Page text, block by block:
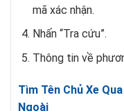
mã xác nhận.
Nhấn “Tra cứu”.
Thông tin về
Tìm Tên Chủ Xe
Ngoài